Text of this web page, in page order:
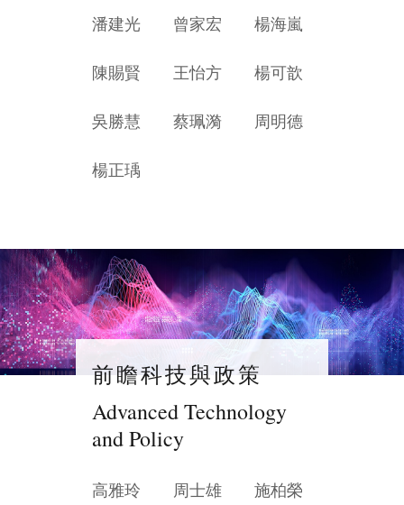
潘建光 曾家宏 楊海嵐
陳賜賢 王怡方 楊可歆
吳勝慧 蔡珮漪 周明德
楊正瑀
前瞻科技與政策
Advanced Technology
and Policy
高雅玲 周士雄 施柏榮